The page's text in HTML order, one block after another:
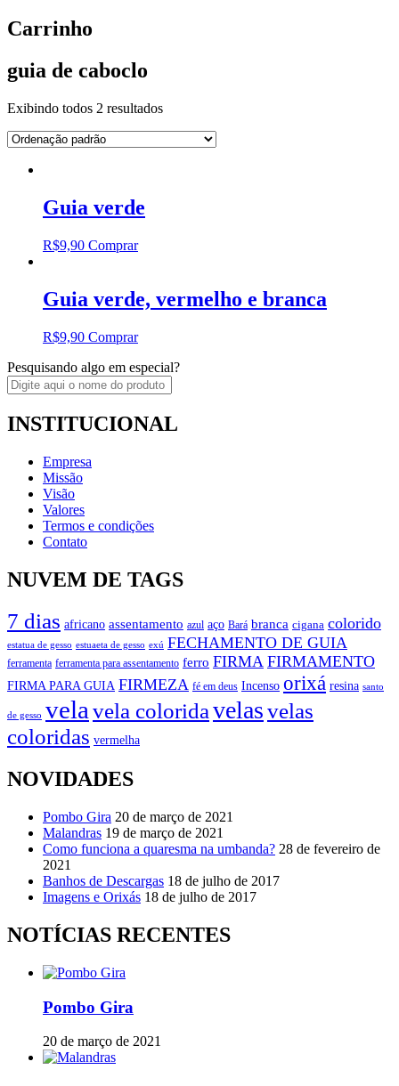
Carrinho
guia de caboclo
Exibindo todos 2 resultados
Guia verde
R$9,90 Comprar
Guia verde, vermelho e branca
R$9,90 Comprar
Pesquisando algo em especial?
INSTITUCIONAL
Empresa
Missão
Visão
Valores
Termos e condições
Contato
NUVEM DE TAGS
7 dias africano assentamento azul aço Bará branca cigana colorido
estatua de gesso estuaeta de gesso exú FECHAMENTO DE GUIA
ferramenta ferramenta para assentamento ferro FIRMA FIRMAMENTO
FIRMA PARA GUIA FIRMEZA fé em deus Incenso orixá resina santo
de gesso velavela coloridavelasvelas
coloridas vermelha
NOVIDADES
Pombo Gira 20 de março de 2021
Malandras 19 de março de 2021
Como funciona a quaresma na umbanda? 28 de fevereiro de
2021
Banhos de Descargas 18 de julho de 2017
Imagens e Orixás 18 de julho de 2017
NOTÍCIAS RECENTES
Pombo Gira
20 de março de 2021